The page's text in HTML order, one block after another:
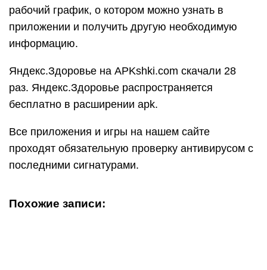
рабочий график, о котором можно узнать в
приложении и получить другую необходимую
информацию.
Яндекс.Здоровье на APKshki.com скачали 28
раз. Яндекс.Здоровье распространяется
бесплатно в расширении apk.
Все приложения и игры на нашем сайте
проходят обязательную проверку антивирусом с
последними сигнатурами.
Похожие записи: